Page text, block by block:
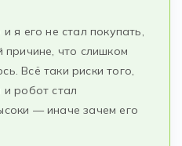
я его не стал покупать,
причине, что слишком
Всё таки риски того,
робот стал
— иначе зачем его